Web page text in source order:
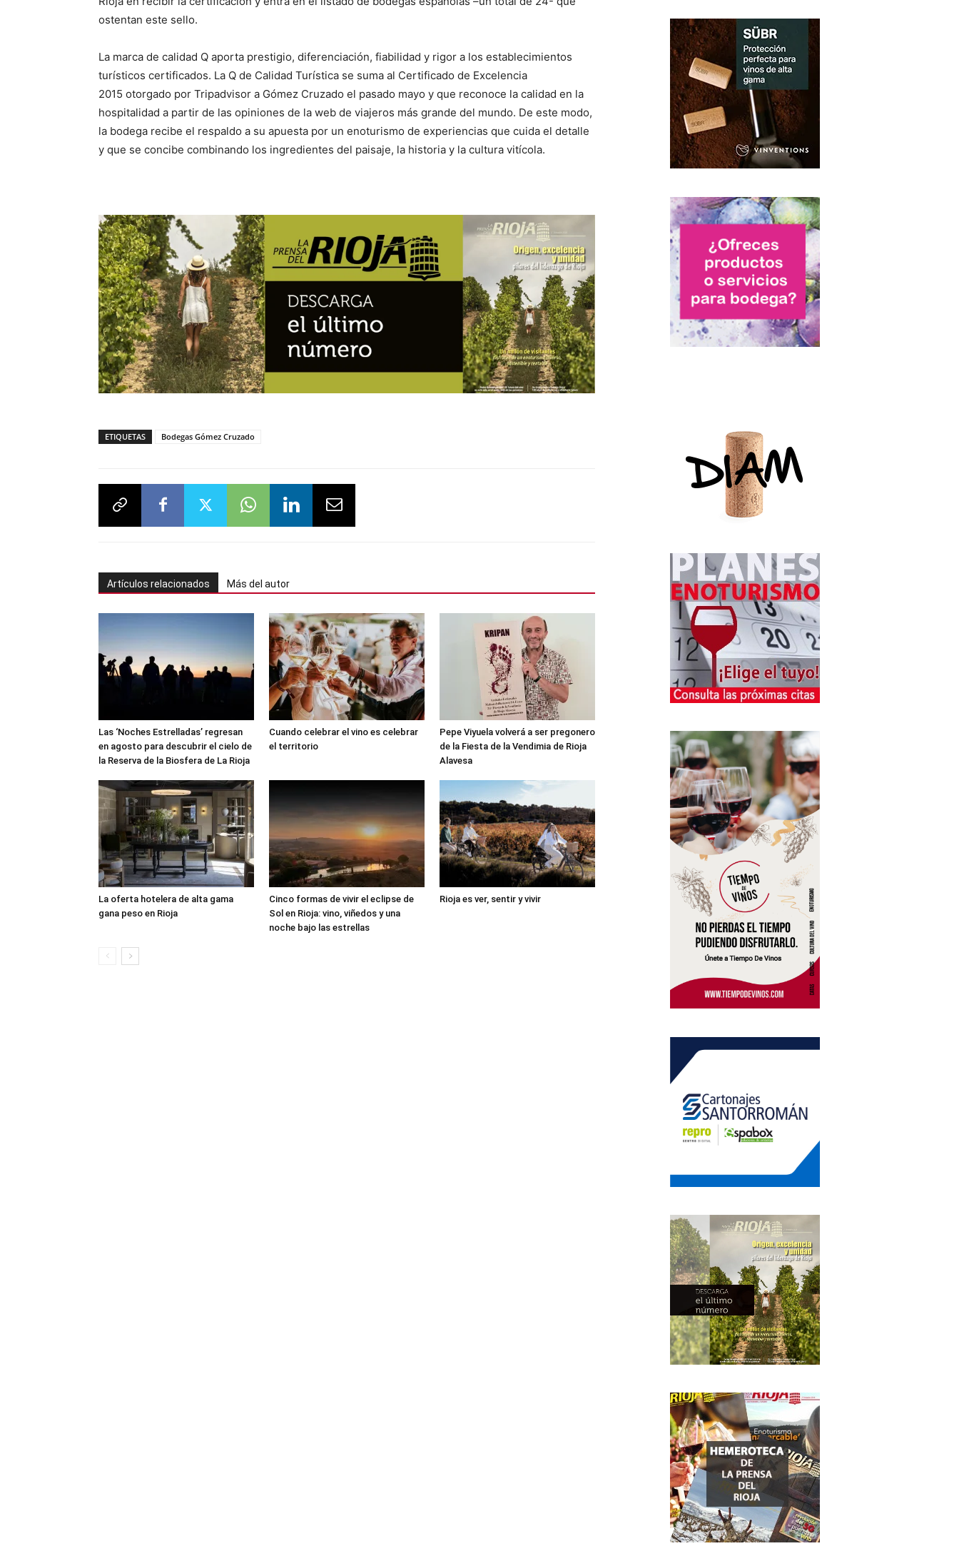
ostentan este sello.
La marca de calidad Q aporta prestigio, diferenciación, fiabilidad y rigor a los establecimientos
turísticos certificados. La Q de Calidad Turística se suma al Certificado de Excelencia
2015 otorgado por Tripadvisor a Gómez Cruzado el pasado mayo y que reconoce la calidad en la
hospitalidad a partir de las opiniones de la web de viajeros más grande del mundo. De este modo,
la bodega recibe el respaldo a su apuesta por un enoturismo de experiencias que cuida el detalle
y que se concibe combinando los ingredientes del paisaje, la historia y la cultura vitícola.
ETIQUETAS Bodegas Gómez Cruzado
Artículos relacionados Más del autor
Las ‘Noches Estrelladas’ regresan
en agosto para descubrir el cielo de
la Reserva de la Biosfera de La Rioja
Cuando celebrar el vino es celebrar
el territorio
Pepe Viyuela volverá a ser pregonero
de la Fiesta de la Vendimia de Rioja
Alavesa
La oferta hotelera de alta gama
gana peso en Rioja
Cinco formas de vivir el eclipse de
Sol en Rioja: vino, viñedos y una
noche bajo las estrellas
Rioja es ver, sentir y vivir